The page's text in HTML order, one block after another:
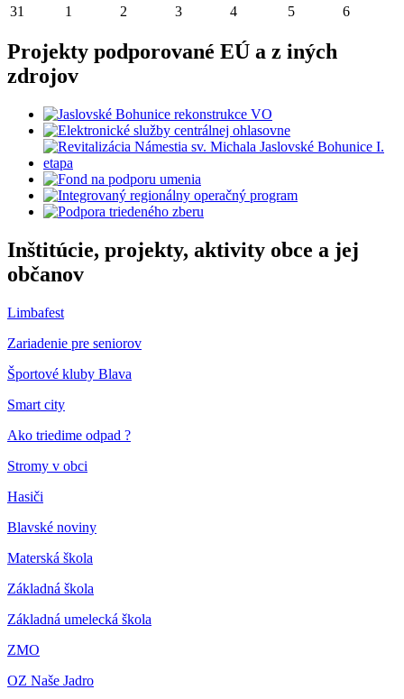
31 1 2 3 4 5 6
Projekty podporované EÚ a z iných
zdrojov
Inštitúcie, projekty, aktivity obce a jej
občanov
Limbafest
Zariadenie pre seniorov
Športové kluby Blava
Smart city
Ako triedime odpad ?
Stromy v obci
Hasiči
Blavské noviny
Materská škola
Základná škola
Základná umelecká škola
ZMO
OZ Naše Jadro